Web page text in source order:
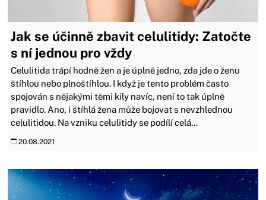
Jak se účinně zbavit celulitidy: Zatočte
s ní jednou pro vždy
Celulitida trápí hodně žen a je úplně jedno, zda jde o ženu
štíhlou nebo plnoštíhlou. I když je tento problém často
spojován s nějakými těmi kily navíc, není to tak úplně
pravidlo. Ano, i štíhlá žena může bojovat s nevzhlednou
celulitidou. Na vzniku celulitidy se podílí celá...
20.08.2021